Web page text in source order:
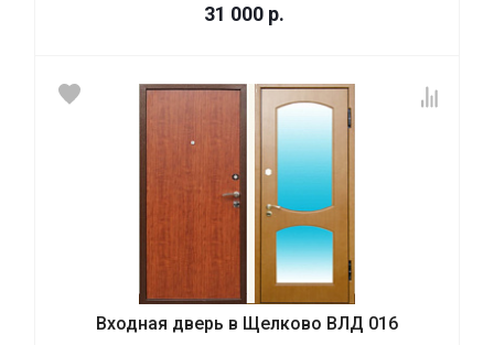
31 000 р.
Входная дверь в Щелково ВЛД 016